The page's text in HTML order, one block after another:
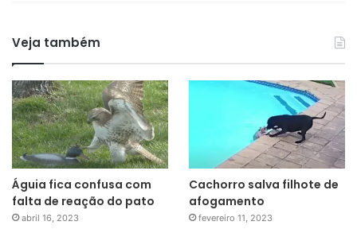
Veja também
Águia fica confusa com
falta de reação do pato
abril 16, 2023
Cachorro salva filhote de
afogamento
fevereiro 11, 2023